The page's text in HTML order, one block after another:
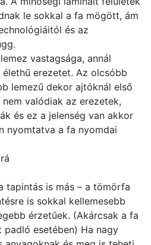
le sokkal a fa mögött, ám
és az
vastagsága, annál
erezetet. Az olcsóbb
lemezű dekor ajtóknál első
valódiak az erezetek,
és ez a jelenség van akkor
nyomtatva a fa nyomdai
tapintás is más – a tömörfa
is sokkal kellemesebb
érzetűek. (Akárcsak a fa
esetében) Ha nagy